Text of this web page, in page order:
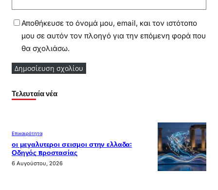
Αποθήκευσε το όνομά μου, email, και τον ιστότοπο
μου σε αυτόν τον πλοηγό για την επόμενη φορά που
θα σχολιάσω.
Τελευταία νέα
Επικαιρότητα
οι μεγαλυτεροι σεισμοι στην ελλαδα:
Οδηγός προστασίας
6 Αυγούστου, 2026